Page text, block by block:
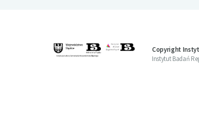
Copyright
Instytut Badań